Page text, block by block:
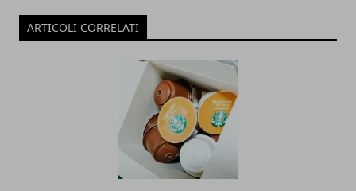
ARTICOLI CORRELATI